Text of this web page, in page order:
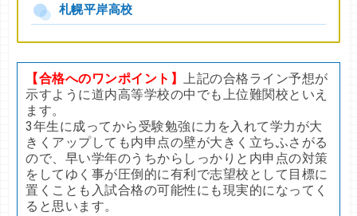
札幌平岸高校
【合格へのワンポイント】上記の合格ライン予想が
示すように道内高等学校の中でも上位難関校といえ
ます。
3年生に成ってから受験勉強に力を入れて学力が大
きくアップしても内申点の壁が大きく立ちふさがる
ので、早い学年のうちからしっかりと内申点の対策
をしてゆく事が圧倒的に有利で志望校として目標に
置くことも入試合格の可能性にも現実的になってく
ると思います。